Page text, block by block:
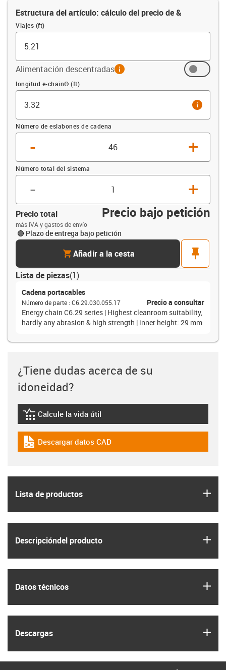
Estructura del artículo: cálculo del precio de &
Viajes (ft)
Alimentación descentradasinfo
Compensación (ft)
longitud e-chain® (ft)
info
Número de eslabones de cadena
- +
Número total del sistema
- +
Precio total Precio bajo petición
más IVA y gastos de envío
Plazo de entrega bajo petición
cartAñadir a la cesta
pin
Lista de piezas(1)
Cadena portacables
Número de parte : C6.29.030.055.17
Precio a consultar
Energy chain C6.29 series | Highest cleanroom suitability,
hardly any abrasion & high strength | inner height: 29 mm
¿Tiene dudas acerca de su
idoneidad?
igus-icon-lebensdauerrechner
Calcule la vida útil
igus-icon-cad-dateien
Descargar datos CAD
Lista de productos
Descripción­del producto
Datos técnicos
Descargas